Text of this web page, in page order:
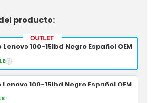
producto:
100-15Ibd Negro Español OEM
i
100-15Ibd Negro Español OEM